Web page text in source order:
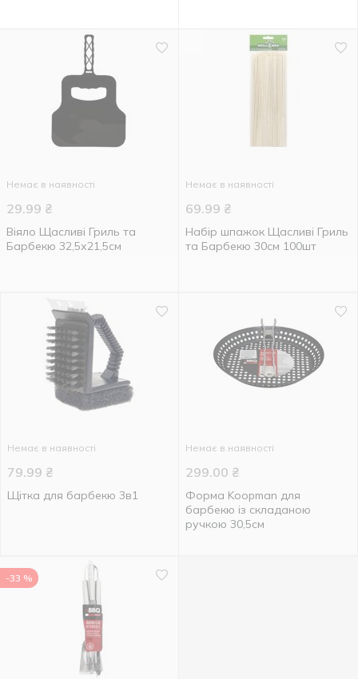
Немає в наявності
29.99 ₴
Віяло Щасливі Гриль та
Барбекю 32,5х21,5см
Немає в наявності
69.99 ₴
Набір шпажок Щасливі Гриль
та Барбекю 30см 100шт
Немає в наявності
79.99 ₴
Щітка для барбекю 3в1
Немає в наявності
299.00 ₴
Форма Koopman для
барбекю із складаною
ручкою 30,5см
-33 %